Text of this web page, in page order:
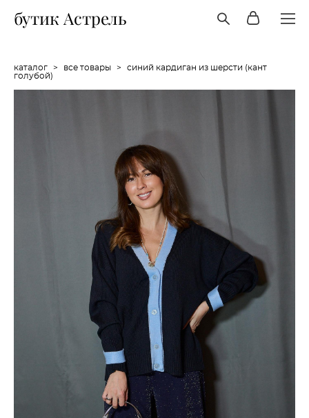
бутик Астрель
каталог > все товары >
синий кардиган из шерсти (кант
голубой)